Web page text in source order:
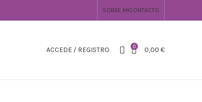
SOBRE MICONTACTO
ACCEDE / REGISTRO 0 0,00 €